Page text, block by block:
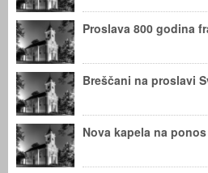
Proslava 800 godina
Breščani na proslavi
Nova kapela na